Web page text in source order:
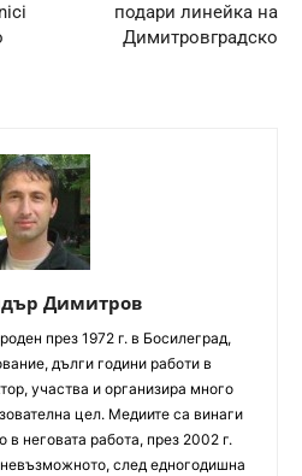
подари линейка на
Димитровградско
Димитров
през 1972 г. в Босилеград,
дълги години работи в
участва и организира много
цел. Медиите са винаги
в неговата работа, през 2002 г.
след едногодишна